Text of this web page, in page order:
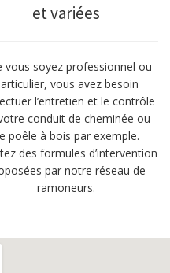
et variées
vous soyez professionnel ou
vous avez besoin
l’entretien et le contrôle
conduit de cheminée ou
poêle à bois par exemple.
des formules d’intervention
par notre réseau de
ramoneurs.